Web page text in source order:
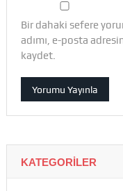
Bir dahaki sefere
adımı, e-posta
kaydet.
KATEGORILER